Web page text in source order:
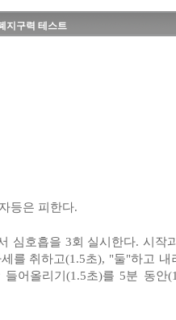
지구력 테스트
등은 피한다.
심호흡을 3회 실시한다. 시작
를 취하고(1.5초), "둘"하고 내
어올리기(1.5초)를 5분 동안